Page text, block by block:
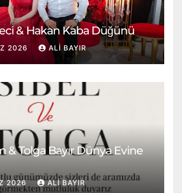
& Hakan Kaba Düğünü
2026 ALI BAYIR
& Tolga Bayır Dünya Evine
2026 ALI BAYIR